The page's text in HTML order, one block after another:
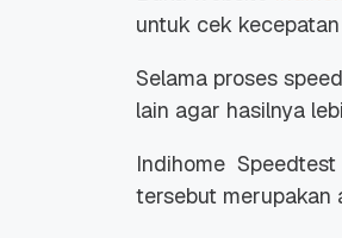
untuk cek
Selama proses
lain agar hasilnya
Indihome
tersebut merupakan